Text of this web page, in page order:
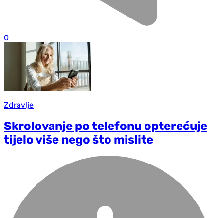
0
Zdravlje
Skrolovanje po telefonu opterećuje
tijelo više nego što mislite